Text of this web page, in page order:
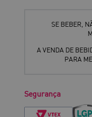
SE BEBER,
A VENDA DE
PARA
Segurança